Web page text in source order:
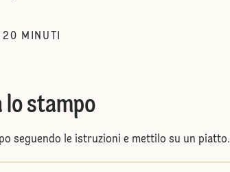
20 MINUTI
lo stampo
seguendo le istruzioni e mettilo su un piatto.